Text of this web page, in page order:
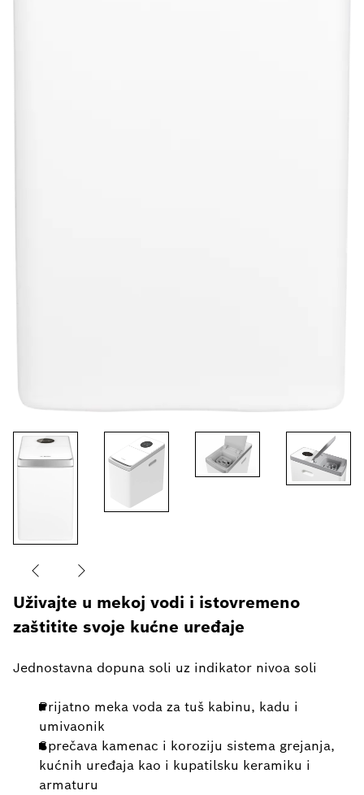
Uživajte u mekoj vodi i istovremeno
zaštitite svoje kućne uređaje
Jednostavna dopuna soli uz indikator nivoa soli
Prijatno meka voda za tuš kabinu, kadu i
umivaonik
Sprečava kamenac i koroziju sistema grejanja,
kućnih uređaja kao i kupatilsku keramiku i
armaturu